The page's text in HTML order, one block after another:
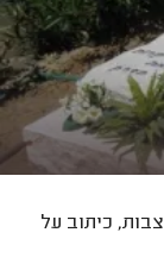
כיתוב על